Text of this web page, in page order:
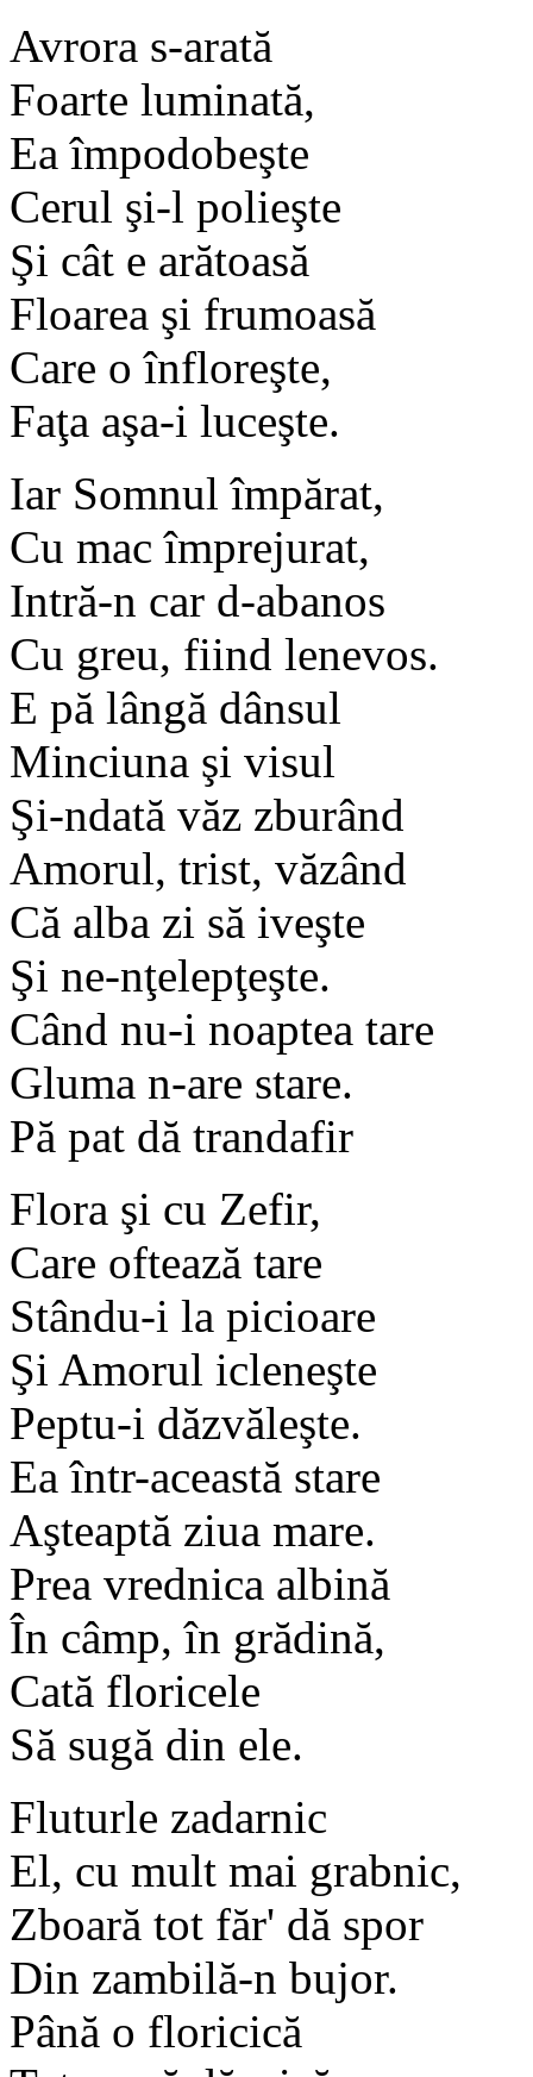
Avrora s-arată
Foarte luminată,
Ea împodobeşte
Cerul şi-l polieşte
Şi cât e arătoasă
Floarea şi frumoasă
Care o înfloreşte,
Faţa aşa-i luceşte.
Iar Somnul împărat,
Cu mac împrejurat,
Intră-n car d-abanos
Cu greu, fiind lenevos.
E pă lângă dânsul
Minciuna şi visul
Şi-ndată văz zburând
Amorul, trist, văzând
Că alba zi să iveşte
Şi ne-nţelepţeşte.
Când nu-i noaptea tare
Gluma n-are stare.
Pă pat dă trandafir
Flora şi cu Zefir,
Care oftează tare
Stându-i la picioare
Şi Amorul icleneşte
Peptu-i dăzvăleşte.
Ea într-această stare
Aşteaptă ziua mare.
Prea vrednica albină
În câmp, în grădină,
Cată floricele
Să sugă din ele.
Fluturle zadarnic
El, cu mult mai grabnic,
Zboară tot făr' dă spor
Din zambilă-n bujor.
Până o floricică